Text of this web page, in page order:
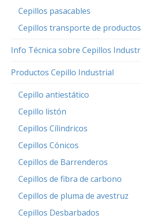
Cepillos pasacables
Cepillos transporte de
Info Técnica sobre Cepillos
Productos Cepillo Industrial
Cepillo antiestático
Cepillo listón
Cepillos Cílindricos
Cepillos Cónicos
Cepillos de Barrenderos
Cepillos de fibra de carbono
Cepillos de pluma de avestruz
Cepillos Desbarbados